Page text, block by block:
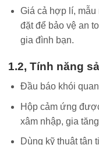
Giá cả hợp lí,
đặt để bảo vệ an
gia đình bạn.
1.2, Tính năng
Đầu báo khói
Hộp cảm ứng
xâm nhập, gia
Dùng kỹ thuật tân